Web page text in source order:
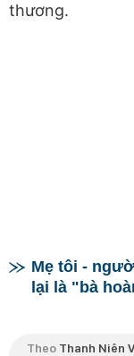
thương.
Mẹ tôi -
lại là "bà
Theo Thanh Niên